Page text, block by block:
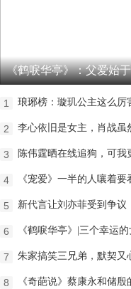
《鹤唳华亭》：父爱始
1 琅琊榜：璇玑公主这么厉
2 李心依旧是女主，肖战虽
3 陈伟霆晒在线追狗，可我
4 《宠爱》一半的人嚷着
5 新代言让刘亦菲受到争
6 《鹤唳华亭》|三个幸运
7 朱家搞笑三兄弟，默契又
8 《奇葩说》蔡康永和储殷